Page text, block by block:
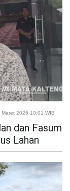
2026 10:01 WIB
dan Fasum
Lahan